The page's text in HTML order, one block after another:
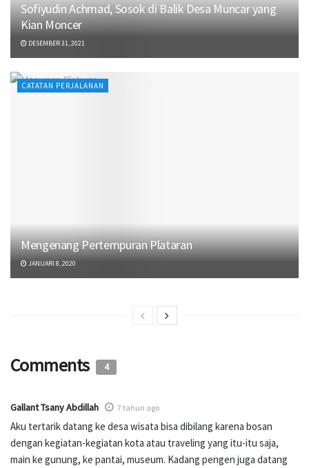
Sofiyudin Achmad, Sosok di Balik Desa Muncar yang
Kian Moncer
DESEMBER 31, 2021
CATATAN PERJALANAN
Mengenang Pertempuran Plataran
JANUARI 8, 2020
Comments 4
Gallant Tsany Abdillah 7 tahun ago
Aku tertarik datang ke desa wisata bisa dibilang karena bosan
dengan kegiatan-kegiatan kota atau traveling yang itu-itu saja,
main ke gunung, ke pantai, museum. Kadang pengen juga datang